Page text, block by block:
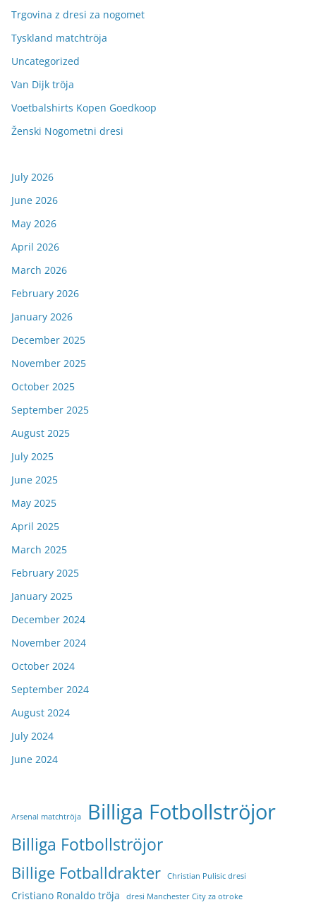
Trgovina z dresi za nogomet
Tyskland matchtröja
Uncategorized
Van Dijk tröja
Voetbalshirts Kopen Goedkoop
Ženski Nogometni dresi
July 2026
June 2026
May 2026
April 2026
March 2026
February 2026
January 2026
December 2025
November 2025
October 2025
September 2025
August 2025
July 2025
June 2025
May 2025
April 2025
March 2025
February 2025
January 2025
December 2024
November 2024
October 2024
September 2024
August 2024
July 2024
June 2024
Arsenal matchtröja Billiga Fotbollströjor
Billiga Fotbollströjor
Billige Fotballdrakter Christian Pulisic dresi
Cristiano Ronaldo tröja dresi Manchester City za otroke